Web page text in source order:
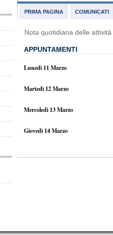
PRIMA PAGINA COMUNICATI
Nota quotidiana delle
APPUNTAMENTI
Lunedì 11 Marzo
Martedì 12 Marzo
Mercoledì 13 Marzo
Giovedì 14 Marzo